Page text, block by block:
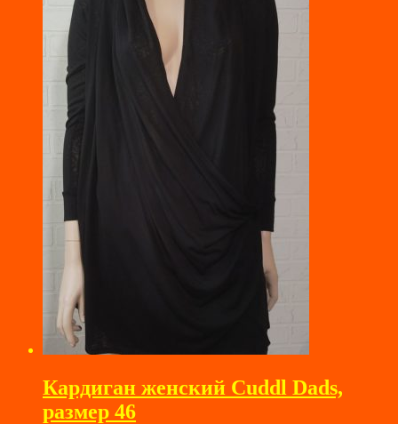
Кардиган женский Cuddl Dads,
размер 46